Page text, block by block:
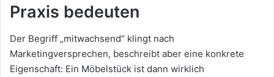
Praxis bedeuten
Der Begriff „mitwachsend“ klingt nach
Marketingversprechen, beschreibt aber eine konkrete
Eigenschaft: Ein Möbelstück ist dann wirklich